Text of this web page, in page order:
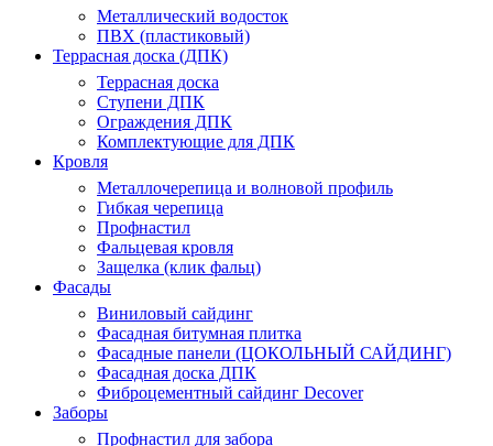
Металлический водосток
ПВХ (пластиковый)
Террасная доска (ДПК)
Террасная доска
Ступени ДПК
Ограждения ДПК
Комплектующие для ДПК
Кровля
Металлочерепица и волновой профиль
Гибкая черепица
Профнастил
Фальцевая кровля
Защелка (клик фальц)
Фасады
Виниловый сайдинг
Фасадная битумная плитка
Фасадные панели (ЦОКОЛЬНЫЙ САЙДИНГ)
Фасадная доска ДПК
Фиброцементный сайдинг Decover
Заборы
Профнастил для забора